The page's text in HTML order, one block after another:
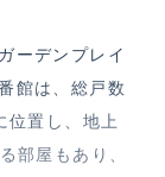
ーデンプレイ
館は、総戸数
位置し、地上
部屋もあり、